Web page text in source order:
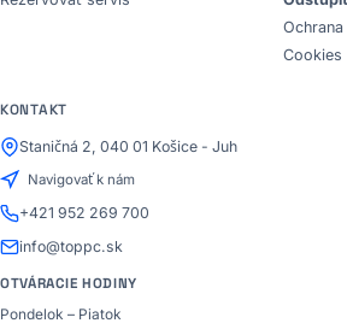
Cookies
KONTAKT
Staničná 2, 040 01 Košice - Juh
Navigovať k nám
+421 952 269 700
info@toppc.sk
OTVÁRACIE HODINY
Pondelok – Piatok